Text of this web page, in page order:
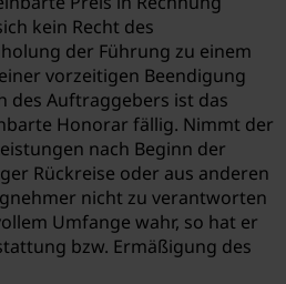
kein Recht des
der Führung zu einem
vorzeitigen Beendigung
des Auftraggebers ist das
Honorar fällig. Nimmt der
nach Beginn der
Rückreise oder aus anderen
nicht zu verantworten
Umfange wahr, so hat er
bzw. Ermäßigung des